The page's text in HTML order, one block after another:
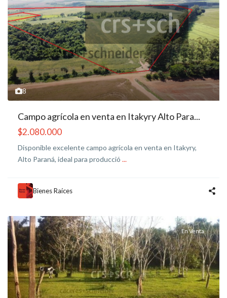
8
Campo agrícola en venta en Itakyry Alto Para...
$2.080.000
Disponible excelente campo agrícola en venta en Itakyry,
Alto Paraná, ideal para producció ...
Bienes Raíces
En Venta